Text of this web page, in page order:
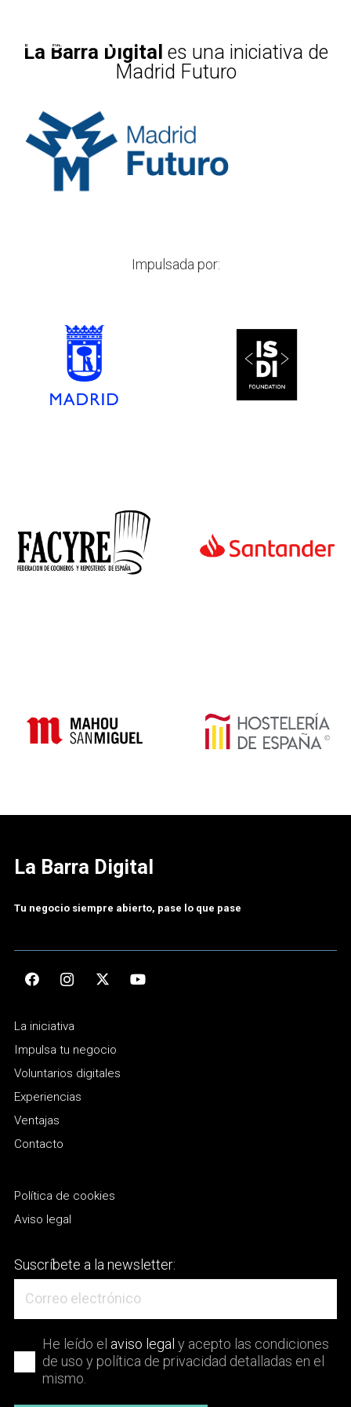
La Barra Digital es una iniciativa de
Madrid Futuro
Impulsada por:
La Barra Digital
Tu negocio siempre abierto, pase lo que pase
La iniciativa
Impulsa tu negocio
Voluntarios digitales
Experiencias
Ventajas
Contacto
Política de cookies
Aviso legal
Suscríbete a la newsletter:
He leído el aviso legal y acepto las condiciones
de uso y política de privacidad detalladas en el
mismo.